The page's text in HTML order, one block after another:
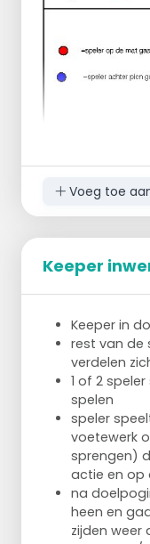
Per 2 één
Je werkt in
De één is
ander met
Je doet het
Diegene die
anders
diegene
met je
20-18-16-14
persoon
Voeg toe
Keeper
Keeper in
rest van de
verdelen
1 of 2
spelen
speler
voetewerk
sprengen)
actie en op
na
heen en
zijden weer